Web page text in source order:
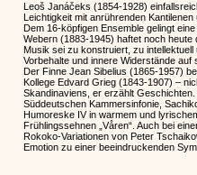
Leoš Janáčeks (1854-1928)
Leichtigkeit mit anrührenden
Dem 16-köpfigen Ensemble gelingt
Webern (1883-1945) haftet noch
Musik sei zu konstruiert, zu
Vorbehalte und innere Widerstände auf
Der Finne Jean Sibelius (1865-1957)
Kollege Edvard Grieg (1843-1907) –
Skandinaviens, er erzählt
Süddeutschen Kammersinfonie,
Humoreske IV in warmem und
Frühlingssehnen „Våren“. Auch bei
Rokoko-Variationen von Peter
Emotion zu einer beeindruckenden